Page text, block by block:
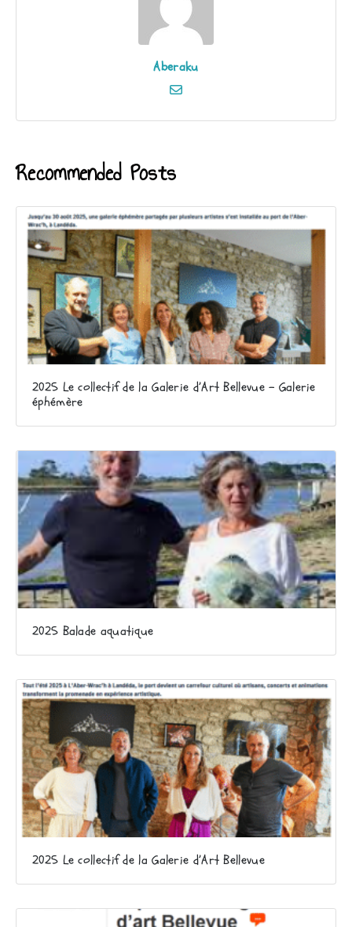
Aberaku
Recommended Posts
2025 Le collectif de la Galerie d’Art Bellevue – Galerie
éphémère
2025 Balade aquatique
2025 Le collectif de la Galerie d’Art Bellevue